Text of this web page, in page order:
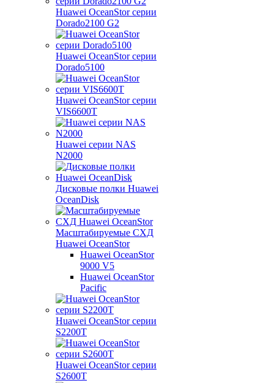
Huawei OceanStor серии
Dorado2100 G2
Huawei OceanStor серии
Dorado5100
Huawei OceanStor серии
VIS6600T
Huawei серии NAS
N2000
Дисковые полки Huawei
OceanDisk
Масштабируемые СХД
Huawei OceanStor
Huawei OceanStor
9000 V5
Huawei OceanStor
Pacific
Huawei OceanStor серии
S2200T
Huawei OceanStor серии
S2600T